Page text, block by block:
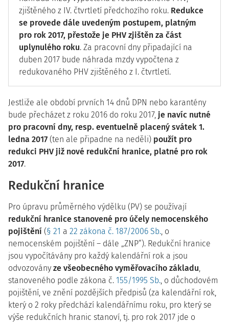
zjištěného z IV. čtvrtletí předchozího roku. Redukce
se provede dále uvedeným postupem, platným
pro rok 2017, přestože je PHV zjištěn za část
uplynulého roku. Za pracovní dny připadající na
duben 2017 bude náhrada mzdy vypočtena z
redukovaného PHV zjištěného z I. čtvrtletí.
Jestliže ale období prvních 14 dnů DPN nebo karantény
bude přecházet z roku 2016 do roku 2017, je navíc nutné
pro pracovní dny, resp. eventuelně placený svátek 1.
ledna 2017 (ten ale připadne na neděli) použít pro
redukci PHV již nové redukční hranice, platné pro rok
2017.
Redukční hranice
Pro úpravu průměrného výdělku (PV) se používají
redukční hranice stanovené pro účely nemocenského
pojištění (§ 21 a 22 zákona č. 187/2006 Sb., o
nemocenském pojištění – dále „ZNP“). Redukční hranice
jsou vypočítávány pro každý kalendářní rok a jsou
odvozovány ze všeobecného vyměřovacího základu,
stanoveného podle zákona č. 155/1995 Sb., o důchodovém
pojištění, ve znění pozdějších předpisů (za kalendářní rok,
který o 2 roky předchází kalendářnímu roku, pro který se
výše redukčních hranic stanoví, tj. pro rok 2017 jde o